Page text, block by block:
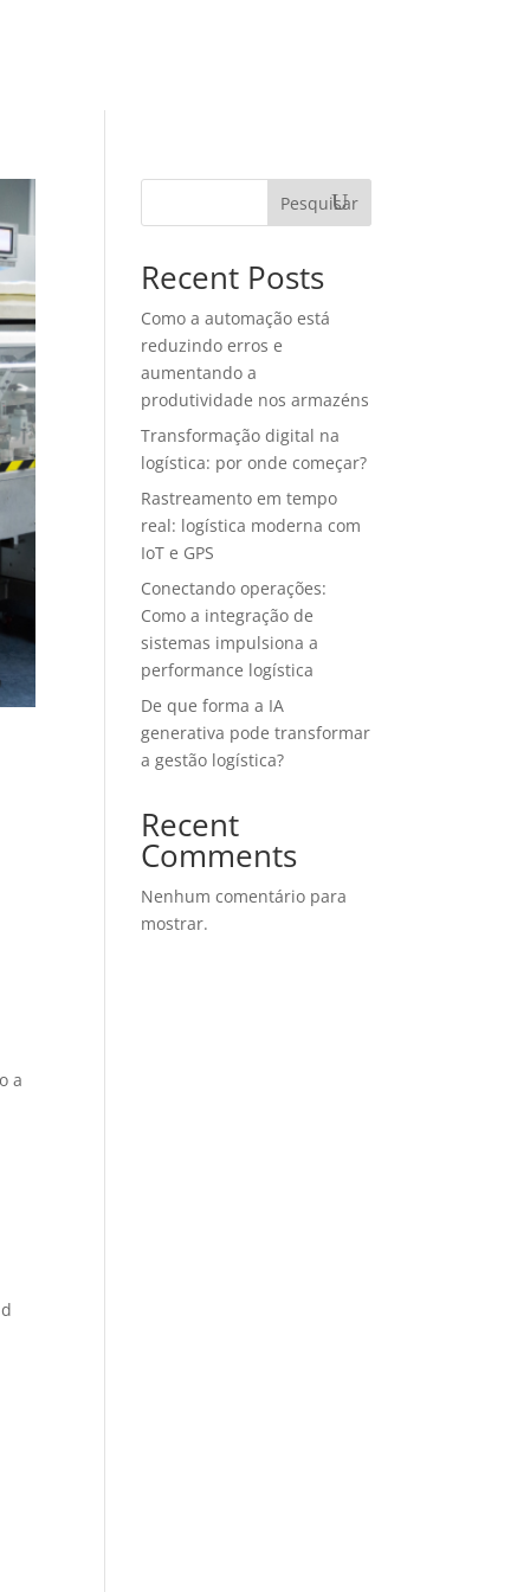
a
Pesquisar
Recent Posts
Como a automação está
reduzindo erros e
aumentando a
produtividade nos armazéns
Transformação digital na
logística: por onde começar?
Rastreamento em tempo
real: logística moderna com
IoT e GPS
Conectando operações:
Como a integração de
sistemas impulsiona a
performance logística
De que forma a IA
generativa pode transformar
a gestão logística?
Recent
Comments
Nenhum comentário para
mostrar.